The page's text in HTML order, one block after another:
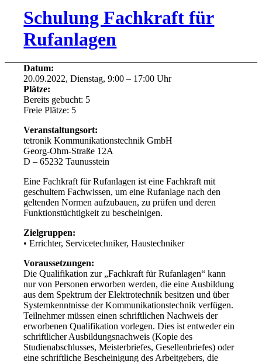
Schulung Fachkraft für
Rufanlagen
Datum:
20.09.2022, Dienstag, 9:00 – 17:00 Uhr
Plätze:
Bereits gebucht: 5
Freie Plätze: 5
Veranstaltungsort:
tetronik Kommunikationstechnik GmbH
Georg-Ohm-Straße 12A
D – 65232 Taunusstein
Eine Fachkraft für Rufanlagen ist eine Fachkraft mit
geschultem Fachwissen, um eine Rufanlage nach den
geltenden Normen aufzubauen, zu prüfen und deren
Funktionstüchtigkeit zu bescheinigen.
Zielgruppen:
• Errichter, Servicetechniker, Haustechniker
Voraussetzungen:
Die Qualifikation zur „Fachkraft für Rufanlagen“ kann
nur von Personen erworben werden, die eine Ausbildung
aus dem Spektrum der Elektrotechnik besitzen und über
Systemkenntnisse der Kommunikationstechnik verfügen.
Teilnehmer müssen einen schriftlichen Nachweis der
erworbenen Qualifikation vorlegen. Dies ist entweder ein
schriftlicher Ausbildungsnachweis (Kopie des
Studienabschlusses, Meisterbriefes, Gesellenbriefes) oder
eine schriftliche Bescheinigung des Arbeitgebers, die